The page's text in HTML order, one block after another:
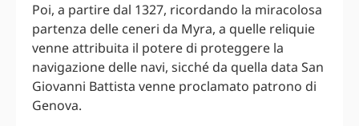
Poi, a partire dal 1327, ricordando la miracolosa
partenza delle ceneri da Myra, a quelle reliquie
venne attribuita il potere di proteggere la
navigazione delle navi, sicché da quella data San
Giovanni Battista venne proclamato patrono di
Genova.